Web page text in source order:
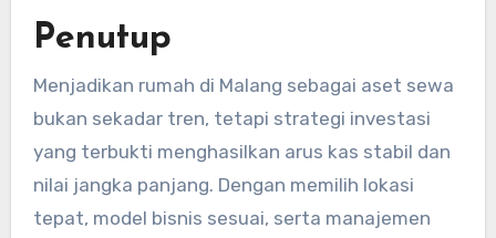
Penutup
Menjadikan rumah di Malang sebagai aset sewa
bukan sekadar tren, tetapi strategi investasi
yang terbukti menghasilkan arus kas stabil dan
nilai jangka panjang. Dengan memilih lokasi
tepat, model bisnis sesuai, serta manajemen